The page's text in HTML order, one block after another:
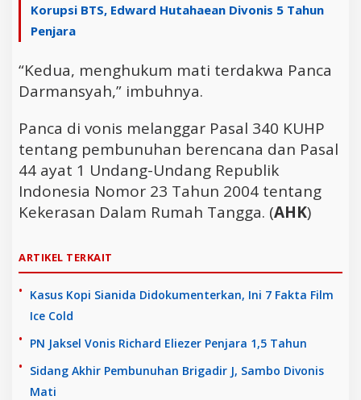
Korupsi BTS, Edward Hutahaean Divonis 5 Tahun
Penjara
“Kedua, menghukum mati terdakwa Panca
Darmansyah,” imbuhnya.
Panca di vonis melanggar Pasal 340 KUHP
tentang pembunuhan berencana dan Pasal
44 ayat 1 Undang-Undang Republik
Indonesia Nomor 23 Tahun 2004 tentang
Kekerasan Dalam Rumah Tangga. (AHK)
ARTIKEL TERKAIT
Kasus Kopi Sianida Didokumenterkan, Ini 7 Fakta Film
Ice Cold
PN Jaksel Vonis Richard Eliezer Penjara 1,5 Tahun
Sidang Akhir Pembunuhan Brigadir J, Sambo Divonis
Mati